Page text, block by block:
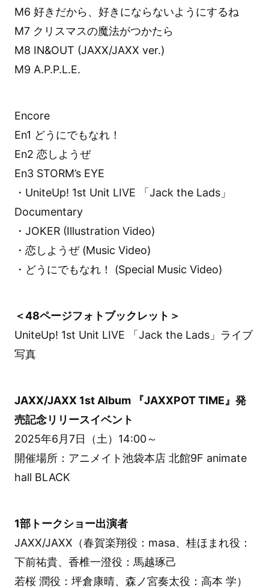
M6 好きだから、好きにならないようにするね
M7 クリスマスの魔法がつかたら
M8 IN&OUT (JAXX/JAXX ver.)
M9 A.P.P.L.E.
Encore
En1 どうにでもなれ！
En2 恋しようぜ
En3 STORM’s EYE
・UniteUp! 1st Unit LIVE 「Jack the Lads」
Documentary
・JOKER (Illustration Video)
・恋しようぜ (Music Video)
・どうにでもなれ！ (Special Music Video)
＜48ページフォトブックレット＞
UniteUp! 1st Unit LIVE 「Jack the Lads」ライブ
写真
JAXX/JAXX 1st Album 『JAXXPOT TIME』発
売記念リリースイベント
2025年6月7日（土）14:00～
開催場所：アニメイト池袋本店 北館9F animate
hall BLACK
1部トークショー出演者
JAXX/JAXX（春賀楽翔役：masa、桂ほまれ役：
下前祐貴、香椎一澄役：馬越琢己
若桜 潤役：坪倉康晴、森ノ宮奏太役：高本 学）